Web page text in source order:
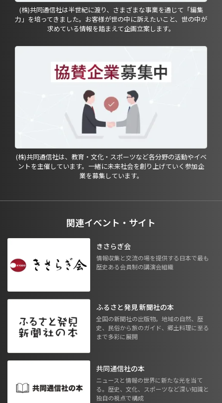
(株)共同通信社は半世紀に渡り、さまざまな事業を通じて「編集
力」を培ってきました。お客様が世の中に訴えたいこと、世の中が
求めている情報を踏まえて企画立案します。
(株)共同通信社は、教育・文化・スポーツなど各分野の活動やイベ
ントを主催しています。一緒に未来社会を創り上げていく参加企
業を募集しています。
関連イベント・サイト
きさらぎ会
情報収集と交流の場を提供する日本で最も
歴史ある会員制の講演会組織
ふるさと発見 新聞社の本
全国の新聞社の出版物。地域の自然、歴
史、民俗から旅のガイド、郷土料理に至る
まで多彩に展開
共同通信社の本
ニュースと情報の世界に新たな光を当て
る。歴史、文化、スポーツなど深い知識と
独自の視点で構成